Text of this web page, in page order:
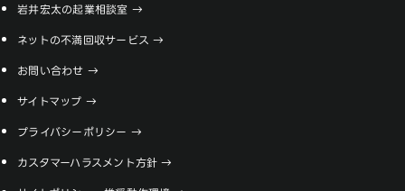
岩井宏太の起業相談室
ネットの不満回収サービス
お問い合わせ
サイトマップ
プライバシーポリシー
カスタマーハラスメント方針